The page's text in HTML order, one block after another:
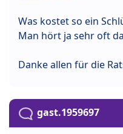
Was kostet so ein
Man hört ja sehr oft
Danke allen für die
gast.1959697